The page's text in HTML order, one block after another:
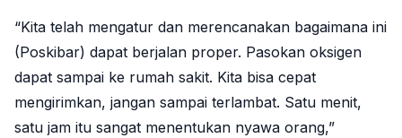
“Kita telah mengatur dan merencanakan bagaimana ini
(Poskibar) dapat berjalan proper. Pasokan oksigen
dapat sampai ke rumah sakit. Kita bisa cepat
mengirimkan, jangan sampai terlambat. Satu menit,
satu jam itu sangat menentukan nyawa orang,”